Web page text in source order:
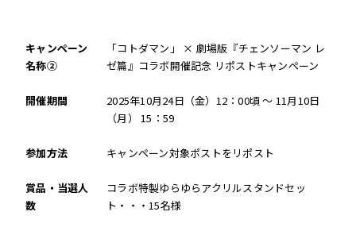
キャンペーン
名称②
「コトダマン」 × 劇場版『チェンソーマン レ
ゼ篇』コラボ開催記念 リポストキャンペーン
開催期間
2025年10月24日（金）12：00頃 ～ 11月10日
（月） 15：59
参加方法 キャンペーン対象ポストをリポスト
賞品・当選人
数
コラボ特製ゆらゆらアクリルスタンドセッ
ト・・・15名様